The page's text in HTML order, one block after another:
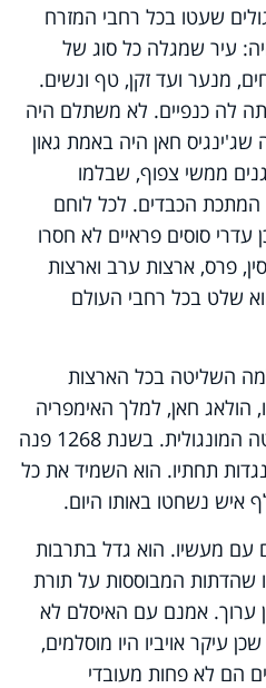
שעטו בכל רחבי המזרח
עיר שמגלה כל סוג של
מנער ועד זקן, טף ונשים.
לה כנפיים. לא משתלם היה
חאן היה באמת גאון
ממשי צפוף, שבלמו
הכבדים. לכל לוחם
עדרי סוסים פראיים לא חסרו
פרס, ארצות ערב וארצות
שלט בכל רחבי העולם
השליטה בכל הארצות
הולאג חאן, למלך האימפריה
תחתיו. הוא המשיך את השיטה המונגולית. בשנת 1268 פנה
תחתיו. הוא השמיד את כל
איש נשחטו באותו היום.
עם מעשיו. הוא גדל בתרבות
שהדתות המבוססות על תורת
ערוך. אמנם עם האיסלם לא
עיקר אויביו היו מוסלמים,
הם לא פחות מעובדי